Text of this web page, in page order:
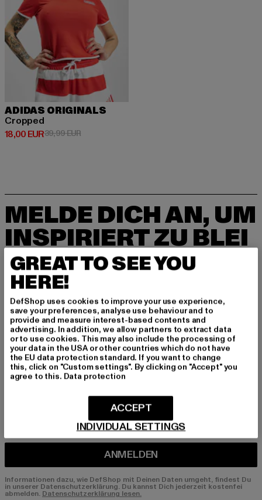
ADIDAS ORIGINALS
Cropped
18,00 EUR
Derzeitiger Preis: 18,00 EUR
39,99 EURAktionspreis: 39,99 EUR
MELDE DICH AN, UM
INSPIRIERT ZU BLEI
BEN!
Melde dich hier für unseren Newsletter an und
erhalte künftig Informationen über aktuelle Tre
nds, Angebote und Gutscheine von DefShop p
er E-Mail!
An welchen Produkten bist du interessiert?
MÄNNER
ANMELDEN
Informationen dazu, wie DefShop mit Deinen Daten umgeht, findest Du
in unserer Datenschutzerklärung. Du kannst Dich jederzeit kostenfei
abmelden. Datenschutzerklärung lesen.
GREAT TO SEE YOU
HERE!
DefShop uses cookies to improve your use experience,
save your preferences, analyse use behaviour and to
provide and measure interest-based contents and
advertising. In addition, we allow partners to extract data
or to use cookies. This may also include the processing of
your data in the USA or other countries which do not have
the EU data protection standard. If you want to change
this, click on "Custom settings". By clicking on "Accept" you
agree to this. Data protection
INDIVIDUAL SETTINGS
ACCEPT